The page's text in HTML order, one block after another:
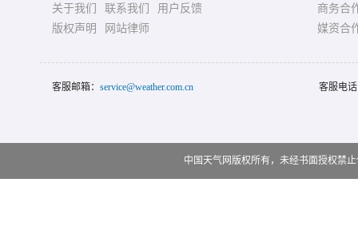
关于我们 联系我们
用户反馈
版权声明
网站律师
商务合
媒资合
客服邮箱： service@weather.com.cn 客服电
中国天气网版权所有，未经书面授权